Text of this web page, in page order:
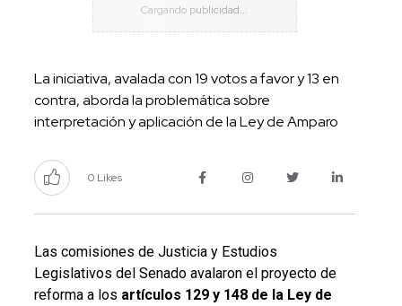
La iniciativa, avalada con 19 votos a favor y 13 en
contra, aborda la problemática sobre
interpretación y aplicación de la Ley de Amparo
0 Likes
Las comisiones de Justicia y Estudios
Legislativos del Senado avalaron el proyecto de
reforma a los artículos 129 y 148 de la Ley de